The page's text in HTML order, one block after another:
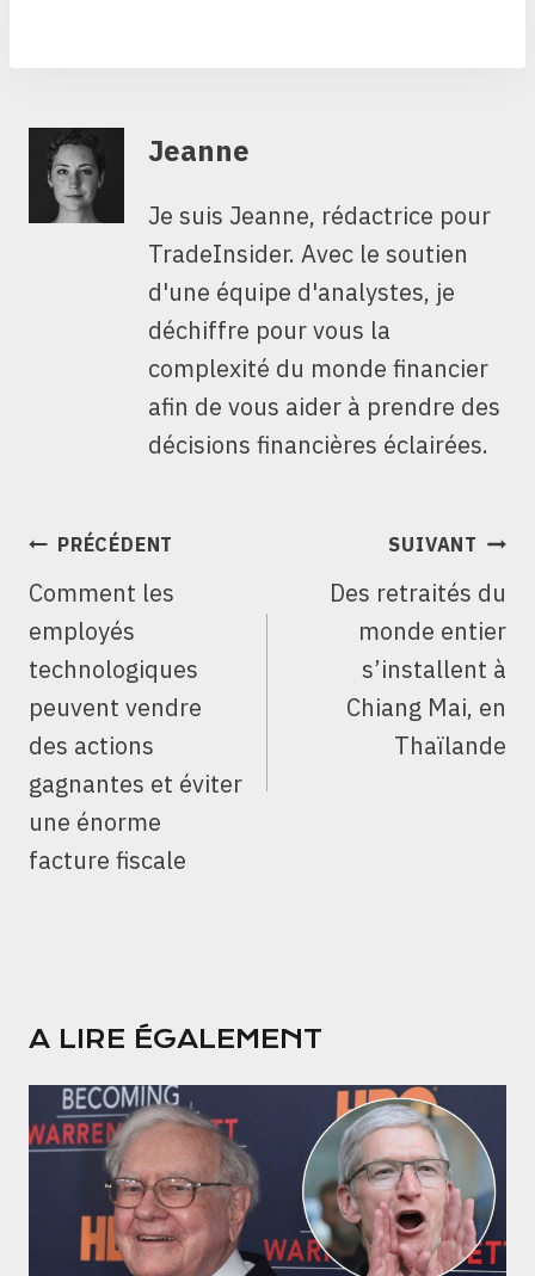
Jeanne
Je suis Jeanne, rédactrice pour
TradeInsider. Avec le soutien
d'une équipe d'analystes, je
déchiffre pour vous la
complexité du monde financier
afin de vous aider à prendre des
décisions financières éclairées.
NAVIGATION
L’ARTICLE
PRÉCÉDENT
Comment les
employés
technologiques
peuvent vendre
des actions
gagnantes et éviter
une énorme
facture fiscale
SUIVANT
Des retraités du
monde entier
s’installent à
Chiang Mai, en
Thaïlande
A LIRE ÉGALEMENT